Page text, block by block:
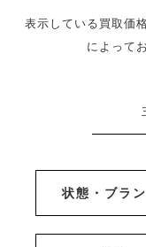
表示している買取価
によって
状態・ブラ